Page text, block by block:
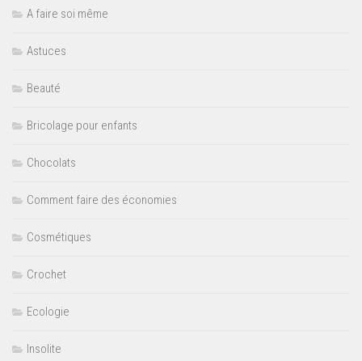
A faire soi même
Astuces
Beauté
Bricolage pour enfants
Chocolats
Comment faire des économies
Cosmétiques
Crochet
Ecologie
Insolite